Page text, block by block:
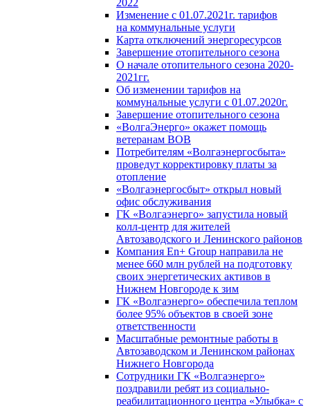
2022
Изменение с 01.07.2021г. тарифов
на коммунальные услуги
Карта отключений энергоресурсов
Завершение отопительного сезона
О начале отопительного сезона 2020-
2021гг.
Об изменении тарифов на
коммунальные услуги с 01.07.2020г.
Завершение отопительного сезона
«ВолгаЭнерго» окажет помощь
ветеранам ВОВ
Потребителям «Волгаэнергосбыта»
проведут корректировку платы за
отопление
«Волгаэнергосбыт» открыл новый
офис обслуживания
ГК «Волгаэнерго» запустила новый
колл-центр для жителей
Автозаводского и Ленинского районов
Компания En+ Group направила не
менее 660 млн рублей на подготовку
своих энергетических активов в
Нижнем Новгороде к зим
ГК «Волгаэнерго» обеспечила теплом
более 95% объектов в своей зоне
ответственности
Масштабные ремонтные работы в
Автозаводском и Ленинском районах
Нижнего Новгорода
Сотрудники ГК «Волгаэнерго»
поздравили ребят из социально-
реабилитационного центра «Улыбка» с